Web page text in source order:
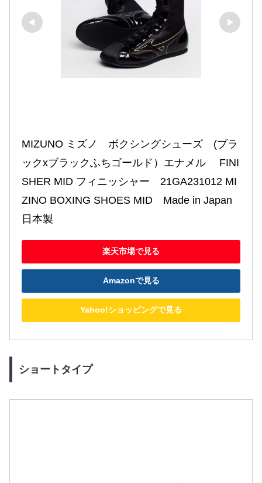
MIZUNO ミズノ　ボクシングシューズ　(ブラ
ックxブラックふちゴールド）エナメル　 FINI
SHER MID フィニッシャー　21GA231012 MI
ZINO BOXING SHOES MID　Made in Japan
日本製
楽天市場で見る
Amazonで見る
Yahoo!ショッピングで見る
ショートタイプ